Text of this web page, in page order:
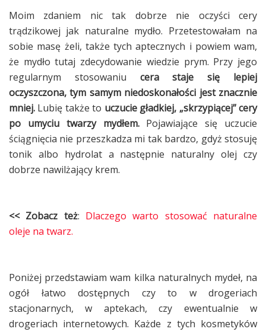
Moim zdaniem nic tak dobrze nie oczyści cery
trądzikowej jak naturalne mydło. Przetestowałam na
sobie masę żeli, także tych aptecznych i powiem wam,
że mydło tutaj zdecydowanie wiedzie prym. Przy jego
regularnym stosowaniu cera staje się lepiej
oczyszczona, tym samym niedoskonałości jest znacznie
mniej. Lubię także to uczucie gładkiej, „skrzypiącej” cery
po umyciu twarzy mydłem.Pojawiające się uczucie
ściągnięcia nie przeszkadza mi tak bardzo, gdyż stosuję
tonik albo hydrolat a następnie naturalny olej czy
dobrze nawilżający krem.
<< Zobacz też: Dlaczego warto stosować naturalne
oleje na twarz.
Poniżej przedstawiam wam kilka naturalnych mydeł, na
ogół łatwo dostępnych czy to w drogeriach
stacjonarnych, w aptekach, czy ewentualnie w
drogeriach internetowych. Każde z tych kosmetyków